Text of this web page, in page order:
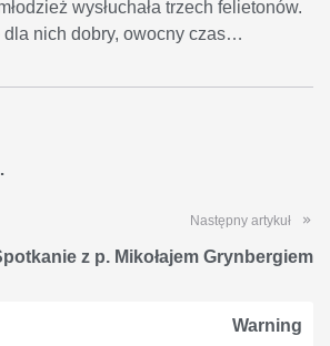
wysłuchała trzech felietonów.
dla nich dobry, owocny czas…
Następny artykuł
z p. Mikołajem Grynbergiem
Warning